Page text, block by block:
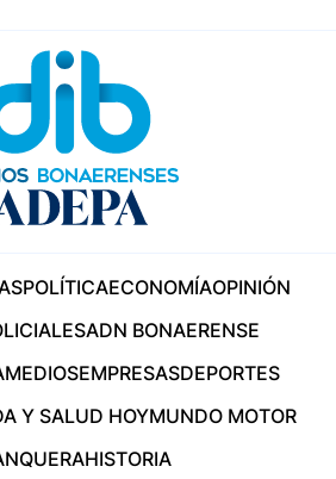
POLÍTICAECONOMÍAOPINIÓN
ADN BONAERENSE
MEDIOSEMPRESASDEPORTES
Y SALUD HOYMUNDO MOTOR
HISTORIA